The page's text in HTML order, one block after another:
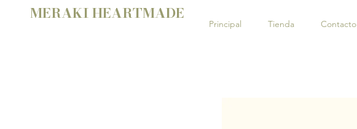
MERAKI HEARTMADE
Principal Tienda Contacto